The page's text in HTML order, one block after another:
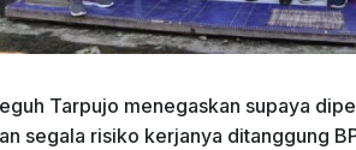
Tarpujo menegaskan supaya
segala risiko kerjanya ditanggung